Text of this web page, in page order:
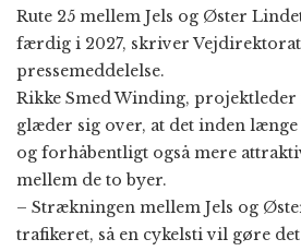
Rute 25 mellem Jels og Øster
færdig i 2027, skriver
pressemeddelelse.
Rikke Smed Winding,
glæder sig over, at det inden
og forhåbentligt også mere
mellem de to byer.
– Strækningen mellem Jels og
trafikeret, så en cykelsti vil gøre